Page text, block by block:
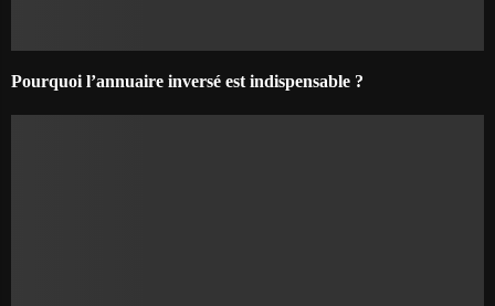
Pourquoi l’annuaire inversé est indispensable ?